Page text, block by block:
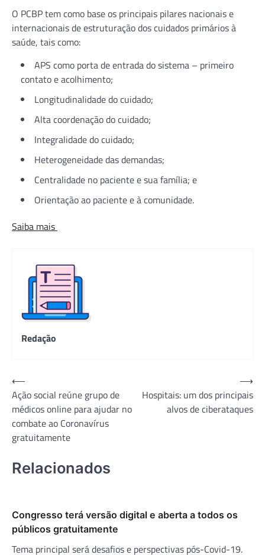
O PCBP tem como base os principais pilares nacionais e
internacionais de estruturação dos cuidados primários à
saúde, tais como:
APS como porta de entrada do sistema – primeiro
contato e acolhimento;
Longitudinalidade do cuidado;
Alta coordenação do cuidado;
Integralidade do cuidado;
Heterogeneidade das demandas;
Centralidade no paciente e sua família; e
Orientação ao paciente e à comunidade.
Saiba mais
Redação
Navegação
de
Post
⟵
Ação social reúne grupo de
médicos online para ajudar no
combate ao Coronavírus
gratuitamente
Hospitais: um dos principais
alvos de ciberataques
⟶
Relacionados
Congresso terá versão digital e aberta a todos os
públicos gratuitamente
Tema principal será desafios e perspectivas pós-Covid-19.